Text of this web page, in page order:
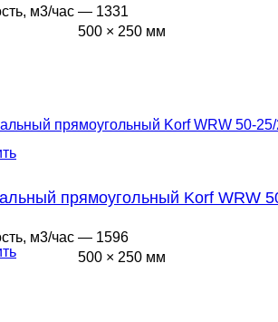
м3/час — 1331
500 × 250 мм
прямоугольный Korf WRW
м3/час — 1596
500 × 250 мм